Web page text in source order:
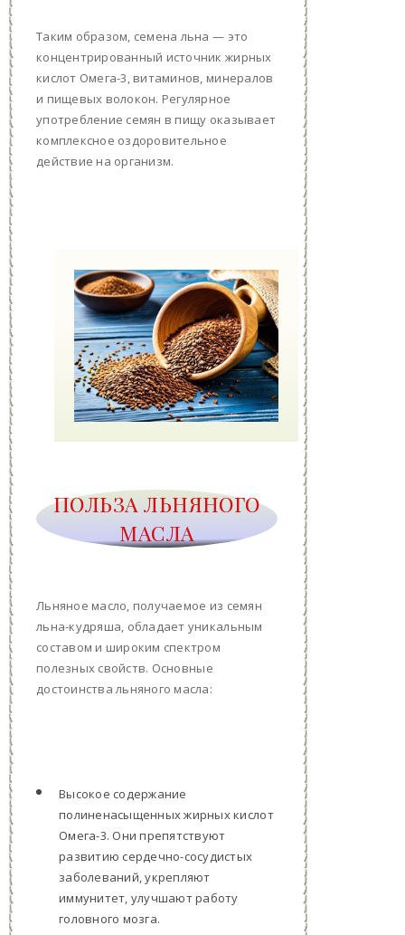
Таким образом, семена льна — это
концентрированный источник жирных
кислот Омега-3, витаминов, минералов
и пищевых волокон. Регулярное
употребление семян в пищу оказывает
комплексное оздоровительное
действие на организм.
ПОЛЬЗА ЛЬНЯНОГО
МАСЛА
Льняное масло, получаемое из семян
льна-кудряша, обладает уникальным
составом и широким спектром
полезных свойств. Основные
достоинства льняного масла:
Высокое содержание
полиненасыщенных жирных кислот
Омега-3. Они препятствуют
развитию сердечно-сосудистых
заболеваний, укрепляют
иммунитет, улучшают работу
головного мозга.